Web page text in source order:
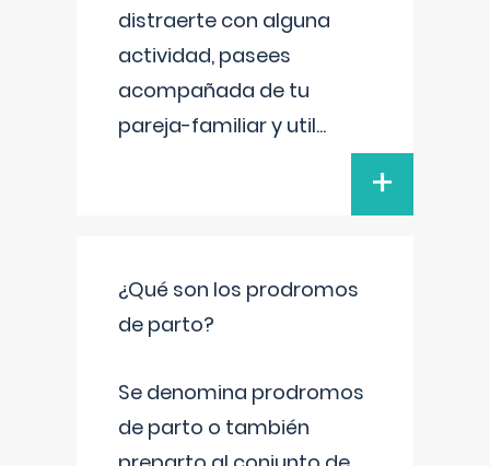
distraerte con alguna
actividad, pasees
acompañada de tu
pareja-familiar y util...
+
¿Qué son los prodromos
de parto?
Se denomina prodromos
de parto o también